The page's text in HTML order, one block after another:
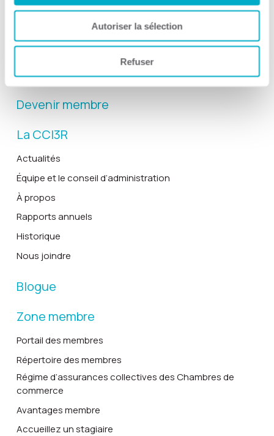
Autoriser la sélection
Refuser
Gala Radisson
Solutions TI
Devenir membre
La CCI3R
Actualités
Équipe et le conseil d’administration
À propos
Rapports annuels
Historique
Nous joindre
Blogue
Zone membre
Portail des membres
Répertoire des membres
Régime d’assurances collectives des Chambres de
commerce
Avantages membre
Accueillez un stagiaire